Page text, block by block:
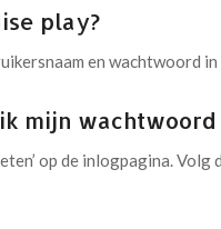
play?
en wachtwoord
mijn
op de inlogpagina.